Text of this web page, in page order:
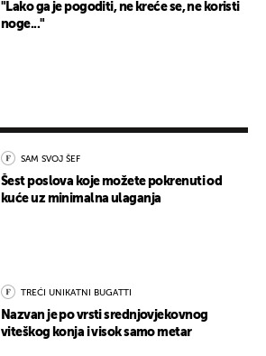
"Lako ga je pogoditi, ne kreće se, ne koristi
noge..."
SAM SVOJ ŠEF
Šest poslova koje možete pokrenuti od
kuće uz minimalna ulaganja
TREĆI UNIKATNI BUGATTI
Nazvan je po vrsti srednjovjekovnog
viteškog konja i visok samo metar